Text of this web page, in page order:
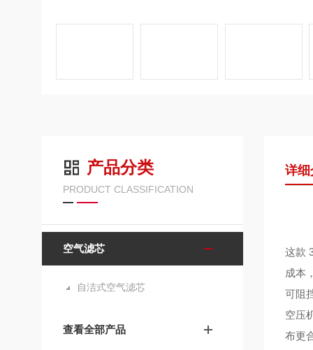
产品分类
PRODUCT CLASSIFICATION
空气滤芯
自洁式空气滤芯
查看全部产品
详细
这款
成本
可阻
空压
布更